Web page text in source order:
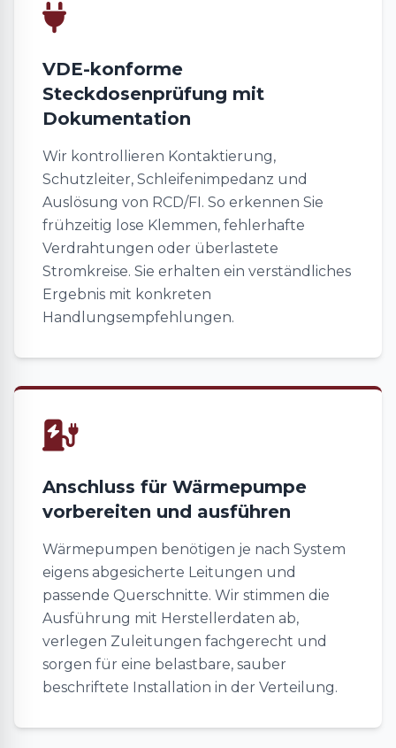
VDE-konforme
Steckdosenprüfung mit
Dokumentation
Wir kontrollieren Kontaktierung,
Schutzleiter, Schleifenimpedanz und
Auslösung von RCD/FI. So erkennen Sie
frühzeitig lose Klemmen, fehlerhafte
Verdrahtungen oder überlastete
Stromkreise. Sie erhalten ein verständliches
Ergebnis mit konkreten
Handlungsempfehlungen.
Anschluss für Wärmepumpe
vorbereiten und ausführen
Wärmepumpen benötigen je nach System
eigens abgesicherte Leitungen und
passende Querschnitte. Wir stimmen die
Ausführung mit Herstellerdaten ab,
verlegen Zuleitungen fachgerecht und
sorgen für eine belastbare, sauber
beschriftete Installation in der Verteilung.